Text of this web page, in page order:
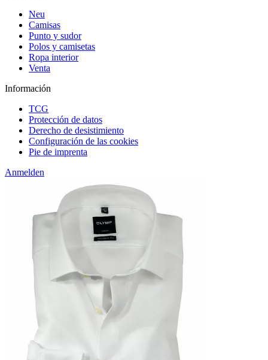
Neu
Camisas
Punto y sudor
Polos y camisetas
Ropa interior
Venta
Información
TCG
Protección de datos
Derecho de desistimiento
Configuración de las cookies
Pie de imprenta
Anmelden